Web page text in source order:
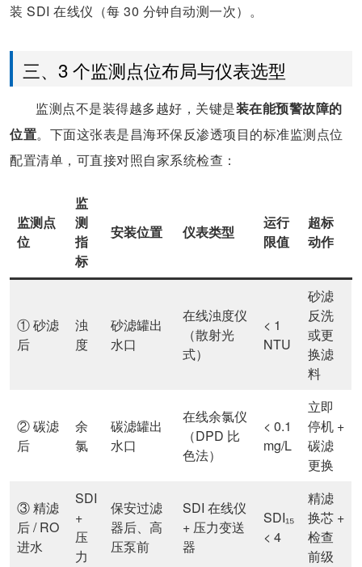
装 SDI 在线仪（每 30 分钟自动测一次）。
三、3 个监测点位布局与仪表选型
监测点不是装得越多越好，关键是装在能预警故障的
位置。下面这张表是昌海环保反渗透项目的标准监测点位
配置清单，可直接对照自家系统检查：
监测点
位
监
测
指
标
安装位置 仪表类型
运行
限值
超标
动作
① 砂滤
后
浊
度
砂滤罐出
水口
在线浊度仪
（散射光
式）
< 1
NTU
砂滤
反洗
或更
换滤
料
② 碳滤
后
余
氯
碳滤罐出
水口
在线余氯仪
（DPD 比
色法）
< 0.1
mg/L
立即
停机 +
碳滤
更换
③ 精滤
后 / RO
进水
SDI
+
压
力
保安过滤
器后、高
压泵前
SDI 在线仪
+ 压力变送
器
SDI₁₅
< 4
精滤
换芯 +
检查
前级